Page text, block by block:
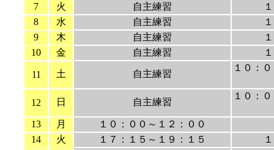
7
火 自主練習
8
水 自主練習
9
木 自主練習
10
金 自主練習
11 土 自主練習
１０：
12 日 自主練習
１０：
13 月
１０：００～１２：００
14
火 １７：１５～１９：１５